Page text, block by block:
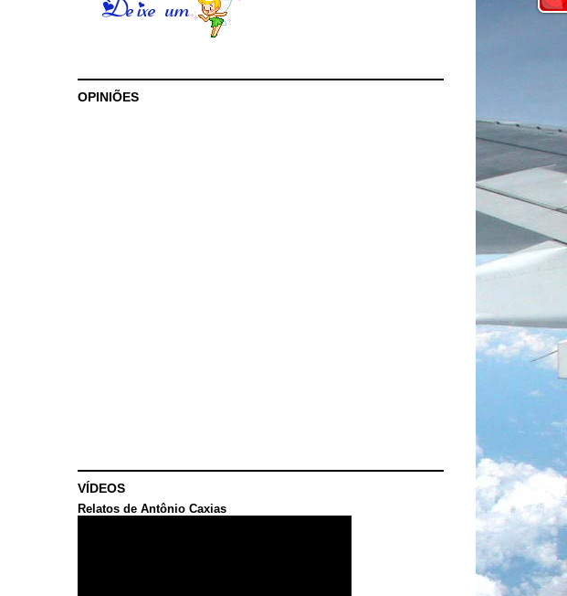
OPINIÕES
VÍDEOS
Relatos de Antônio Caxias